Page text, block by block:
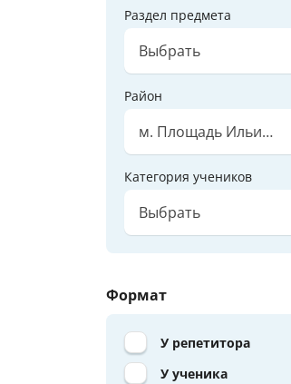
Раздел предмета
Выбрать
Район
м. Площадь Ильича
Категория учеников
Выбрать
Формат
У репетитора
У ученика